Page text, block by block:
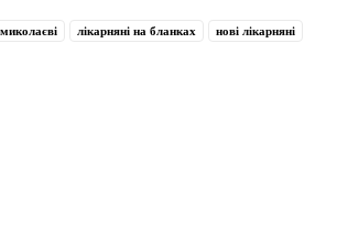
лікарняні на бланках нові лікарняні